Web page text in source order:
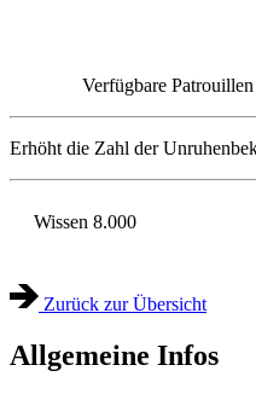
Verfügbare Patrouillen
Erhöht die Zahl der
Wissen 8.000
Zurück zur Übersicht
Allgemeine Infos